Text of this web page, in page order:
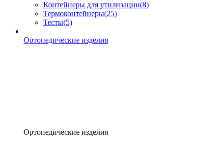
Контейнеры для утилизации(8)
Термоконтейнеры(25)
Тесты(5)
Ортопедические изделия
Ортопедические изделия